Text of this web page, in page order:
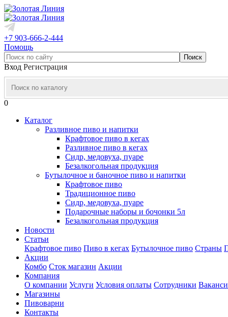
+7 903-666-2-444
Помощь
Вход Регистрация
0
Каталог
Разливное пиво и напитки
Крафтовое пиво в кегах
Разливное пиво в кегах
Сидр, медовуха, пуаре
Безалкогольная продукция
Бутылочное и баночное пиво и напитки
Крафтовое пиво
Традиционное пиво
Сидр, медовуха, пуаре
Подарочные наборы и бочонки 5л
Безалкогольная продукция
Новости
Статьи
Крафтовое пиво Пиво в кегах Бутылочное пиво Страны
Акции
Комбо Сток магазин Акции
Компания
О компании Услуги Условия оплаты Сотрудники
Магазины
Пивоварни
Контакты